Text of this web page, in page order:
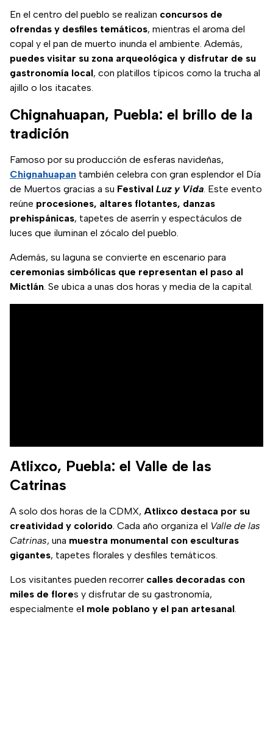
En el centro del pueblo se realizan concursos de
ofrendas y desfiles temáticos, mientras el aroma del
copal y el pan de muerto inunda el ambiente. Además,
puedes visitar su zona arqueológica y disfrutar de su
gastronomía local, con platillos típicos como la trucha al
ajillo o los itacates.
Chignahuapan, Puebla: el brillo de la
tradición
Famoso por su producción de esferas navideñas,
Chignahuapan también celebra con gran esplendor el Día
de Muertos gracias a su Festival Luz y Vida. Este evento
reúne procesiones, altares flotantes, danzas
prehispánicas, tapetes de aserrín y espectáculos de
luces que iluminan el zócalo del pueblo.
Además, su laguna se convierte en escenario para
ceremonias simbólicas que representan el paso al
Mictlán. Se ubica a unas dos horas y media de la capital.
Atlixco, Puebla: el Valle de las
Catrinas
A solo dos horas de la CDMX, Atlixco destaca por su
creatividad y colorido. Cada año organiza el Valle de las
Catrinas, una muestra monumental con esculturas
gigantes, tapetes florales y desfiles temáticos.
Los visitantes pueden recorrer calles decoradas con
miles de flores y disfrutar de su gastronomía,
especialmente el mole poblano y el pan artesanal.